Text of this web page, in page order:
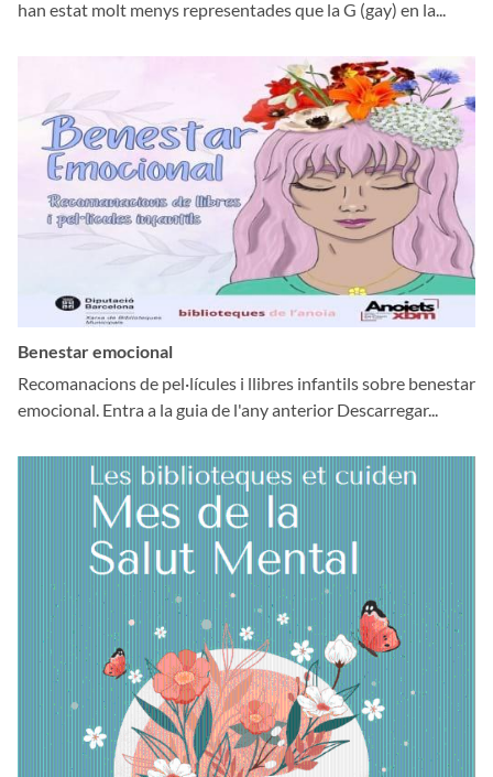
han estat molt menys representades que la G (gay) en la...
Benestar emocional
Recomanacions de pel·lícules i llibres infantils sobre benestar
emocional. Entra a la guia de l'any anterior Descarregar...